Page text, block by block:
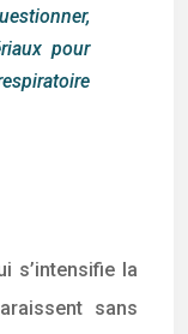
pour
s’intensifie la
sans